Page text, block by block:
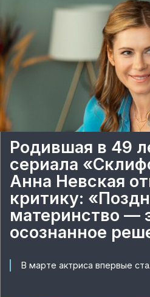
Родившая в 49
сериала
Анна Невская
критику:
материнство —
осознанное
В марте актриса впервые